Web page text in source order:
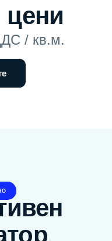
цени
/ кв.м.